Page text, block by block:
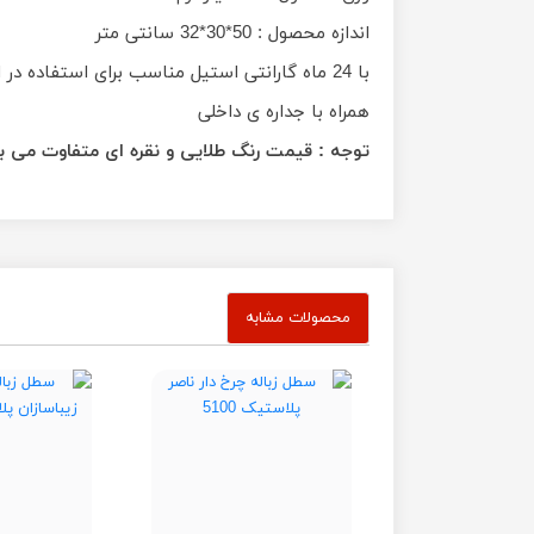
اندازه محصول : 50*30*32 سانتی متر
با 24 ماه گارانتی استیل مناسب برای استفاده در ادارات ، رستوران ها، آشپزخانه ها و منازل
همراه با جداره ی داخلی
توجه : قیمت رنگ طلایی و نقره ای متفاوت می
محصولات مشابه